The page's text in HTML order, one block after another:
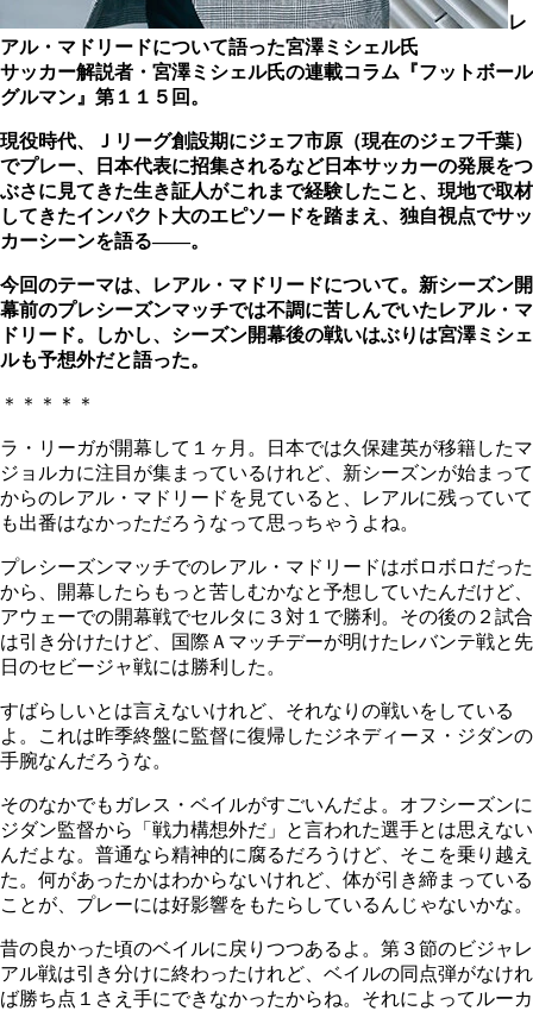
レ
アル・マドリードについて語った宮澤ミシェル氏
サッカー解説者・宮澤ミシェル氏の連載コラム『フットボール
グルマン』第１１５回。
現役時代、Ｊリーグ創設期にジェフ市原（現在のジェフ千葉）
でプレー、日本代表に招集されるなど日本サッカーの発展をつ
ぶさに見てきた生き証人がこれまで経験したこと、現地で取材
してきたインパクト大のエピソードを踏まえ、独自視点でサッ
カーシーンを語る――。
今回のテーマは、レアル・マドリードについて。新シーズン開
幕前のプレシーズンマッチでは不調に苦しんでいたレアル・マ
ドリード。しかし、シーズン開幕後の戦いはぶりは宮澤ミシェ
ルも予想外だと語った。
＊＊＊＊＊
ラ・リーガが開幕して１ヶ月。日本では久保建英が移籍したマ
ジョルカに注目が集まっているけれど、新シーズンが始まって
からのレアル・マドリードを見ていると、レアルに残っていて
も出番はなかっただろうなって思っちゃうよね。
プレシーズンマッチでのレアル・マドリードはボロボロだった
から、開幕したらもっと苦しむかなと予想していたんだけど、
アウェーでの開幕戦でセルタに３対１で勝利。その後の２試合
は引き分けたけど、国際Ａマッチデーが明けたレバンテ戦と先
日のセビージャ戦には勝利した。
すばらしいとは言えないけれど、それなりの戦いをしている
よ。これは昨季終盤に監督に復帰したジネディーヌ・ジダンの
手腕なんだろうな。
そのなかでもガレス・ベイルがすごいんだよ。オフシーズンに
ジダン監督から「戦力構想外だ」と言われた選手とは思えない
んだよな。普通なら精神的に腐るだろうけど、そこを乗り越え
た。何があったかはわからないけれど、体が引き締まっている
ことが、プレーには好影響をもたらしているんじゃないかな。
昔の良かった頃のベイルに戻りつつあるよ。第３節のビジャレ
アル戦は引き分けに終わったけれど、ベイルの同点弾がなけれ
ば勝ち点１さえ手にできなかったからね。それによってルーカ